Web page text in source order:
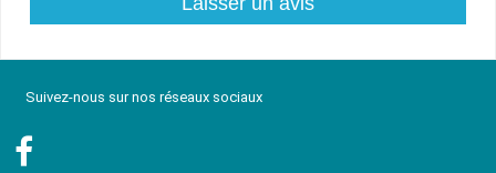
Suivez-nous sur nos réseaux sociaux